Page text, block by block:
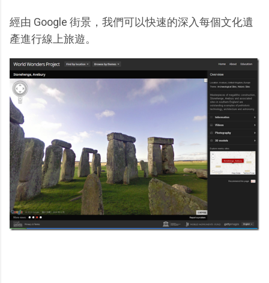
經由 Google 街景，我們可以快速的深入每個文化遺
產進行線上旅遊。